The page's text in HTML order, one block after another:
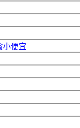
小便宜